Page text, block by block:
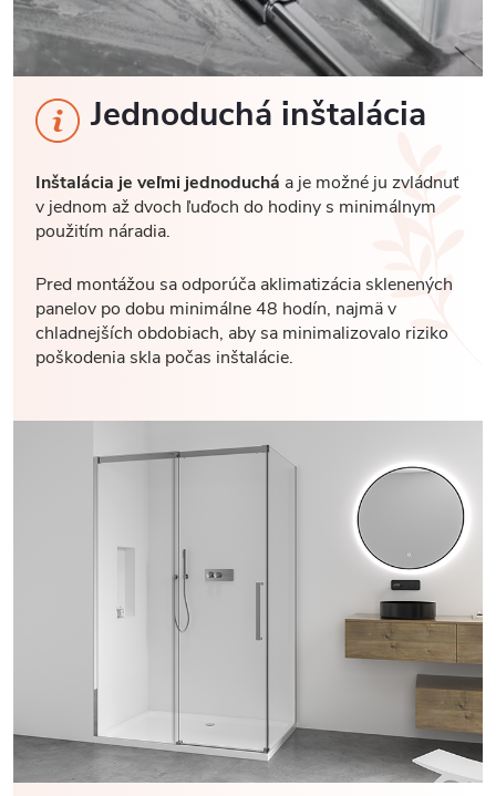
Jednoduchá inštalácia
Inštalácia je veľmi jednoduchá a je možné ju zvládnuť
v jednom až dvoch ľuďoch do hodiny s minimálnym
použitím náradia.
Pred montážou sa odporúča aklimatizácia sklenených
panelov po dobu minimálne 48 hodín, najmä v
chladnejších obdobiach, aby sa minimalizovalo riziko
poškodenia skla počas inštalácie.